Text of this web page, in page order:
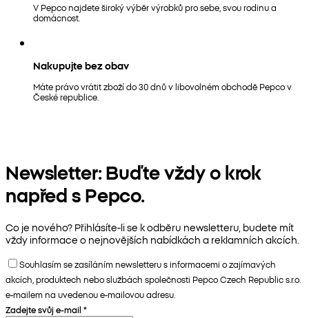
V Pepco najdete široký výběr výrobků pro sebe, svou rodinu a
domácnost.
Nakupujte bez obav
Máte právo vrátit zboží do 30 dnů v libovolném obchodě Pepco v
České republice.
Newsletter: Buďte vždy o krok
napřed s Pepco.
Co je nového? Přihlásíte-li se k odběru newsletteru, budete mít
vždy informace o nejnovějších nabídkách a reklamních akcích.
Souhlasím se zasíláním newsletteru s informacemi o zajímavých
akcích, produktech nebo službách společnosti Pepco Czech Republic s.r.o.
e-mailem na uvedenou e-mailovou adresu.
Zadejte svůj e-mail *